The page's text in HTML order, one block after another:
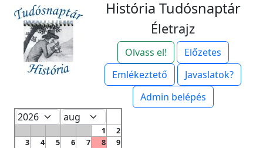
História Tudósnaptár
Életrajz
Olvass el!
Előzetes
Emlékeztető
Javaslatok?
Admin belépés
1
2
3
4 5 6 7 8
9